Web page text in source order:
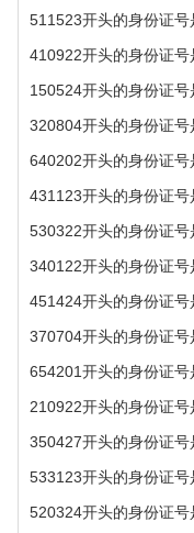
511523开头的身份证号
410922开头的身份证号
150524开头的身份证号
320804开头的身份证号
640202开头的身份证号
431123开头的身份证号
530322开头的身份证号
340122开头的身份证号
451424开头的身份证号
370704开头的身份证号
654201开头的身份证号
210922开头的身份证号
350427开头的身份证号
533123开头的身份证号
520324开头的身份证号